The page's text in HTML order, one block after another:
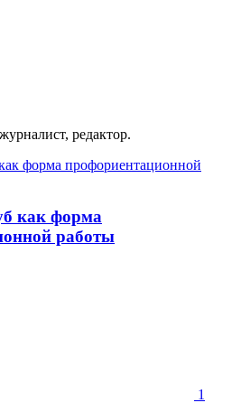
редактор.
как форма
работы
1